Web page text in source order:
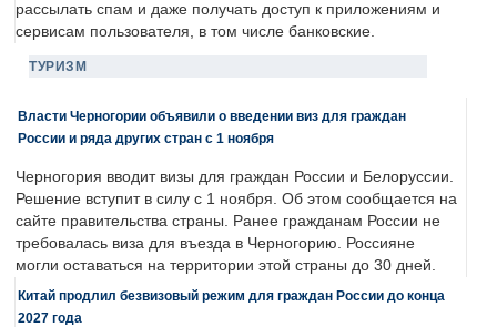
рассылать спам и даже получать доступ к приложениям и
сервисам пользователя, в том числе банковские.
ТУРИЗМ
Власти Черногории объявили о введении виз для граждан
России и ряда других стран с 1 ноября
Черногория вводит визы для граждан России и Белоруссии.
Решение вступит в силу с 1 ноября. Об этом сообщается на
сайте правительства страны. Ранее гражданам России не
требовалась виза для въезда в Черногорию. Россияне
могли оставаться на территории этой страны до 30 дней.
Китай продлил безвизовый режим для граждан России до конца
2027 года